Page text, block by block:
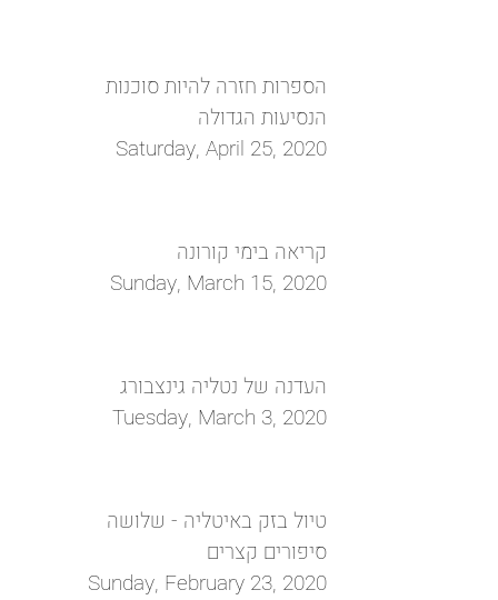
הספרות חזרה להיות סוכנות
הנסיעות הגדולה
Saturday, April 25, 2020
קריאה בימי קורונה
Sunday, March 15, 2020
העדנה של נטליה גינצבורג
Tuesday, March 3, 2020
טיול בזק באיטליה - שלושה
סיפורים קצרים
Sunday, February 23, 2020